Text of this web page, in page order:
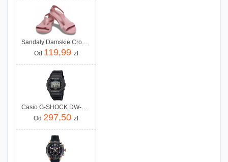
Od 119,99 zł
Od 297,50 zł